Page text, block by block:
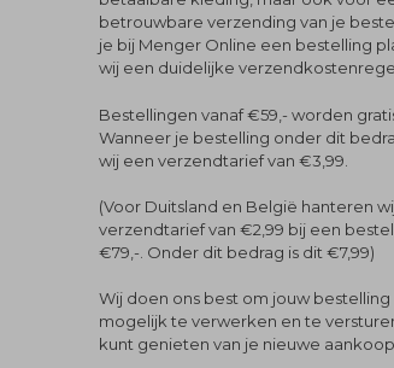
betrouwbare verzending van je
je bij Menger Online een bestelling
wij een duidelijke
Bestellingen vanaf €59,- worden
Wanneer je bestelling onder dit
wij een verzendtarief van €3,99.
(Voor Duitsland en België hanteren
verzendtarief van €2,99 bij een
€79,-. Onder dit bedrag is dit €7,99)
Wij doen ons best om jouw bestelling
mogelijk te verwerken en te
kunt genieten van je nieuwe aankoop.